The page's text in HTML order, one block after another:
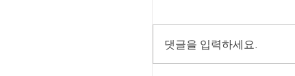
댓글을 입력하세요.